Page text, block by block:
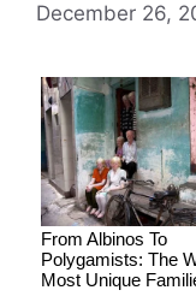
December 26,